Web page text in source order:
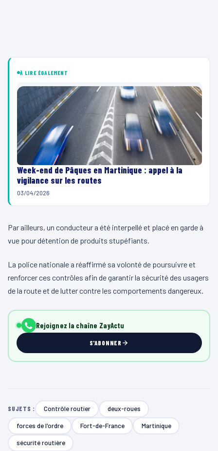
À LIRE ÉGALEMENT
Week-end de Pâques en Martinique : appel à la
vigilance sur les routes
03/04/2026
Par ailleurs, un conducteur a été interpellé et placé en garde à
vue pour détention de produits stupéfiants.
La police nationale a réaffirmé sa volonté de poursuivre et
renforcer ces contrôles afin de garantir la sécurité des usagers
de la route et de lutter contre les comportements dangereux.
Rejoignez la chaîne ZayActu
S'ABONNER
SUJETS : Contrôle routier deux-roues
forces de l'ordre Fort-de-France Martinique
sécurité routière